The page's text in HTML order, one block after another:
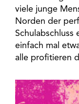
viele junge
Norden der
Schulabschluss
einfach mal
alle profitieren